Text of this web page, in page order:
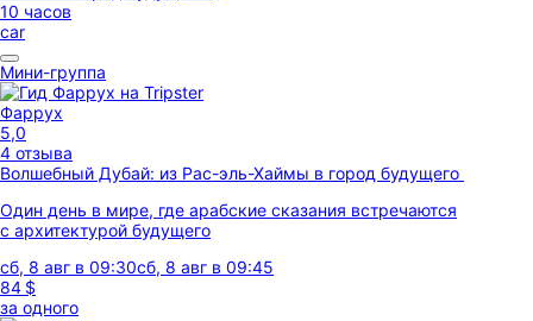
10 часов
car
Мини-группа
Фаррух
5,0
4 отзыва
Волшебный Дубай: из Рас-эль-Хаймы в город будущего
Один день в мире, где арабские сказания встречаются
с архитектурой будущего
сб, 8 авг в 09:30сб, 8 авг в 09:45
84 $
за одного